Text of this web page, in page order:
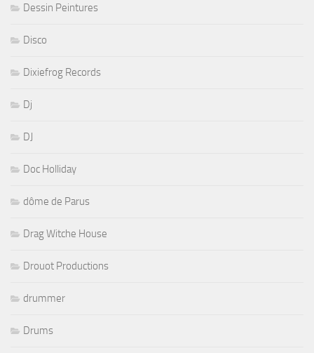
Dessin Peintures
Disco
Dixiefrog Records
Dj
DJ
Doc Holliday
dôme de Parus
Drag Witche House
Drouot Productions
drummer
Drums